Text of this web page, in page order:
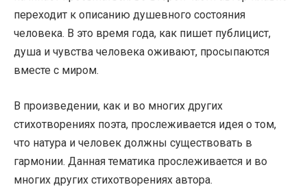
переходит к описанию душевного состояния
человека. В это время года, как пишет публицист,
душа и чувства человека оживают, просыпаются
вместе с миром.
В произведении, как и во многих других
стихотворениях поэта, прослеживается идея о том,
что натура и человек должны существовать в
гармонии. Данная тематика прослеживается и во
многих других стихотворениях автора.